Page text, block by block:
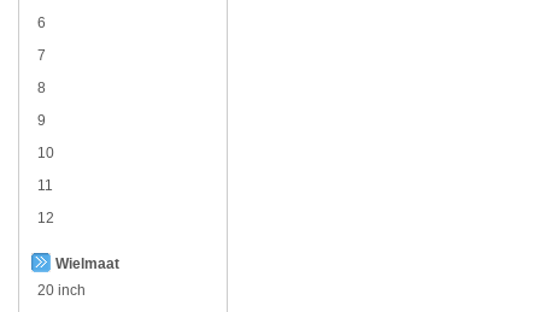
6
7
8
9
10
11
12
Wielmaat
20 inch